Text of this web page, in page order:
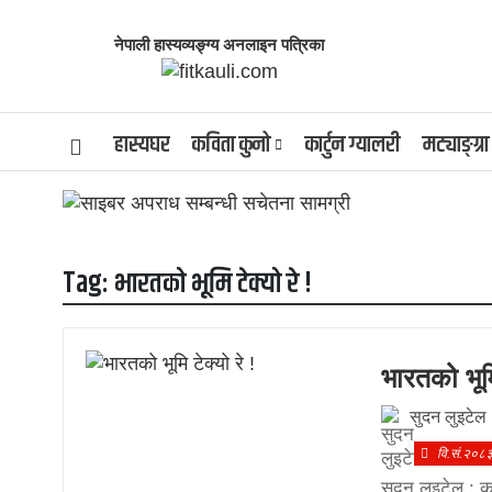
नेपाली हास्यव्यङ्ग्य अनलाइन पत्रिका
हास्यघर कविता कुनो कार्टुन ग्यालरी
Tag: भारतको भूमि टेक्यो रे !
भारतको
सुदन लुइटेल
वि.सं.२०८३
सुदन लुइटेल :